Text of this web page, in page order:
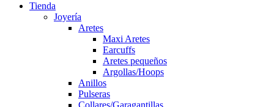
Tienda
Joyería
Aretes
Maxi Aretes
Earcuffs
Aretes pequeños
Argollas/Hoops
Anillos
Pulseras
Collares/Garagantillas